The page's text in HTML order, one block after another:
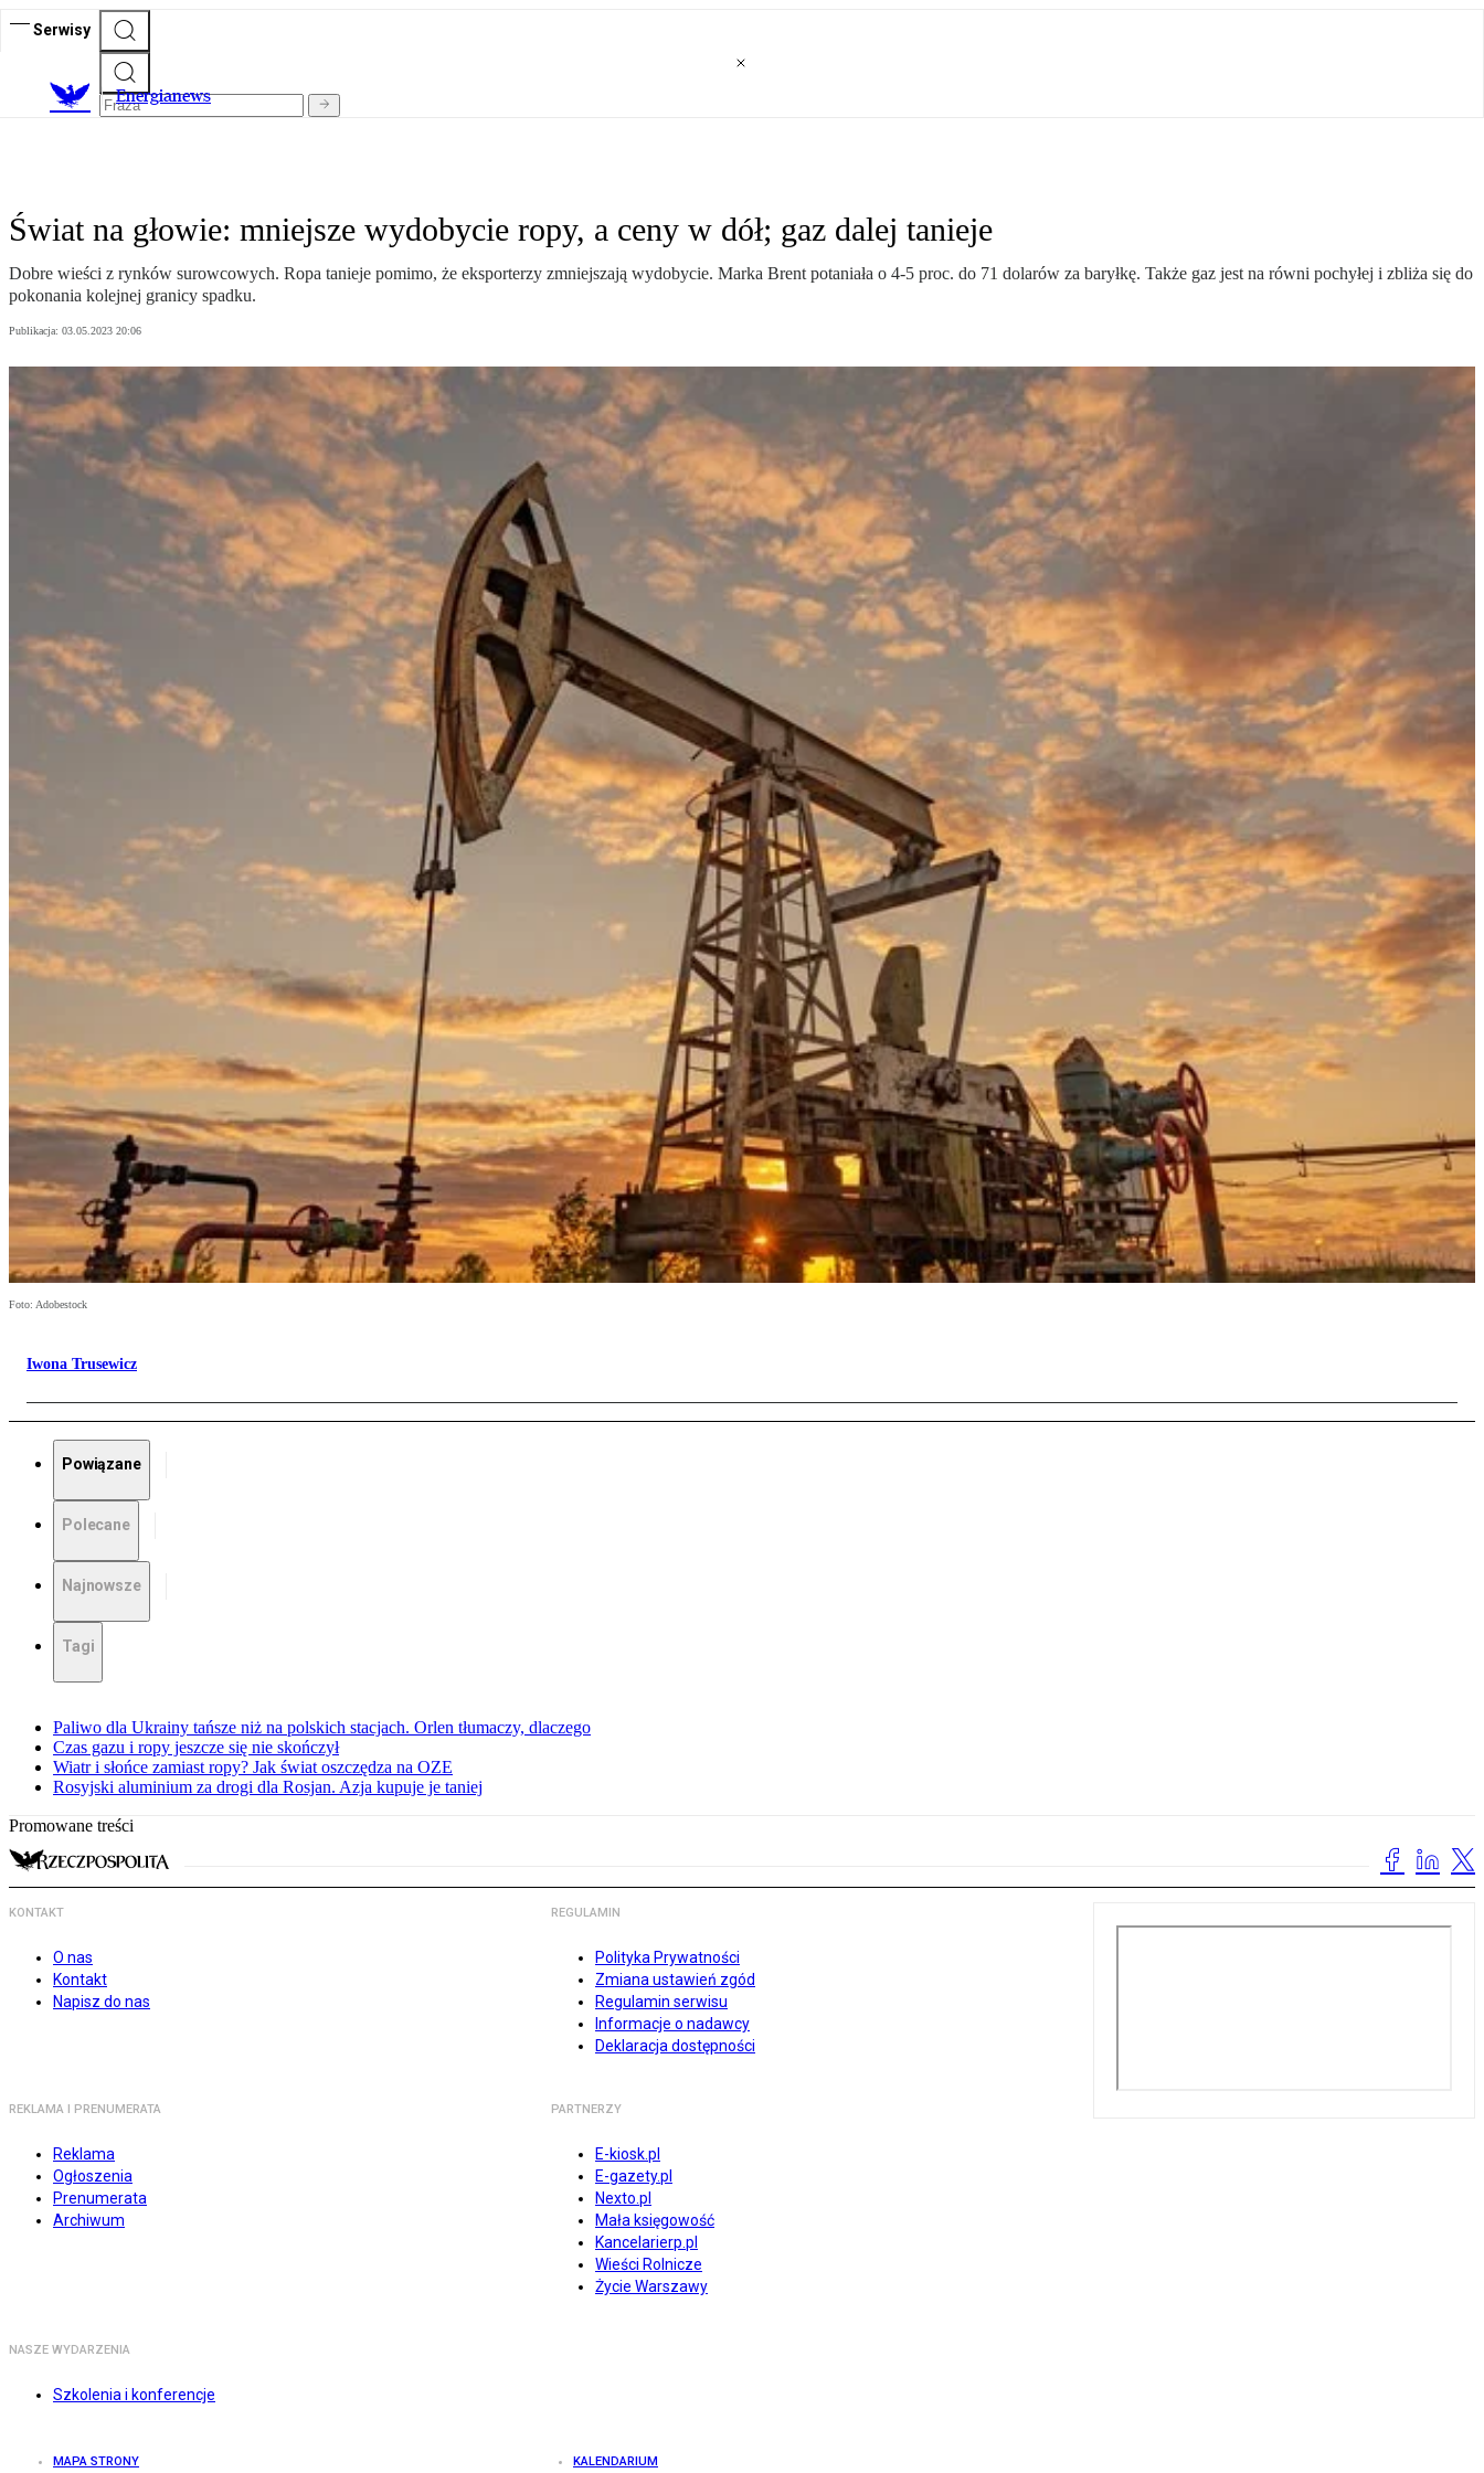
Serwisy
Energianews
Świat na głowie: mniejsze wydobycie ropy, a ceny w dół; gaz dalej tanieje
Dobre wieści z rynków surowcowych. Ropa tanieje pomimo, że eksporterzy zmniejszają wydobycie. Marka Brent potaniała o 4-5 proc. do 71 dolarów za baryłkę. Także gaz jest na równi pochyłej i zbliża się do
pokonania kolejnej granicy spadku.
Publikacja: 03.05.2023 20:06
Foto: Adobestock
Iwona Trusewicz
Powiązane
Polecane
Najnowsze
Tagi
Paliwo dla Ukrainy tańsze niż na polskich stacjach. Orlen tłumaczy, dlaczego
Czas gazu i ropy jeszcze się nie skończył
Wiatr i słońce zamiast ropy? Jak świat oszczędza na OZE
Rosyjski aluminium za drogi dla Rosjan. Azja kupuje je taniej
Promowane treści
KONTAKT
O nas
Kontakt
Napisz do nas
REGULAMIN
Polityka Prywatności
Zmiana ustawień zgód
Regulamin serwisu
Informacje o nadawcy
Deklaracja dostępności
REKLAMA I PRENUMERATA
Reklama
Ogłoszenia
Prenumerata
Archiwum
PARTNERZY
E-kiosk.pl
E-gazety.pl
Nexto.pl
Mała księgowość
Kancelarierp.pl
Wieści Rolnicze
Życie Warszawy
NASZE WYDARZENIA
Szkolenia i konferencje
MAPA STRONY KALENDARIUM